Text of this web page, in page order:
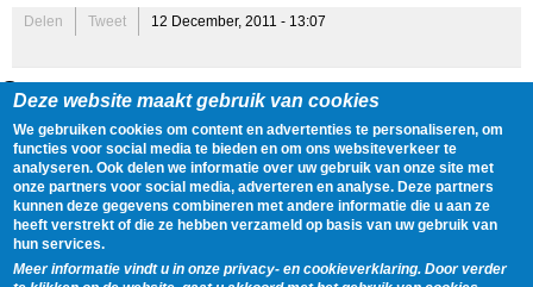
Delen Tweet 12 December, 2011 - 13:07
Gegevens
Onderwerpen: Aandeelhouders Algemeen directeur AVA
RVC,Schorsing,Technisch directeur
Tags:Nieuws Ajax,Johan Cruijff,Kort geding,Raad van
Commissarissen,Rechtbank,Rechtszaak,Uitspraak
Clubs:AFC Ajax
Trainers:Johan Cruijff
Bestuursleden:Johan Cruijff,Martin Sturkenboom
Deze website maakt gebruik van cookies
We gebruiken cookies om content en advertenties te personaliseren, om
functies voor social media te bieden en om ons websiteverkeer te
analyseren. Ook delen we informatie over uw gebruik van onze site met
onze partners voor social media, adverteren en analyse. Deze partners
kunnen deze gegevens combineren met andere informatie die u aan ze
heeft verstrekt of die ze hebben verzameld op basis van uw gebruik van
hun services.
Meer informatie vindt u in onze privacy- en cookieverklaring. Door verder